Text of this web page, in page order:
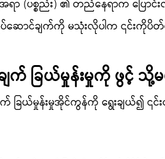
ရာ (ပစ္စည်း) ၏ တည်နေရာက ပြ
ောင်ချက်ကို မသုံးလိုပါက ၎င်းကိုပိတ်
ျက် ခြယ်မှုန်းမှုကို ဖွင့်
က် ခြယ်မှုန်းမှုအိုင်ကွန်ကို ရွေးချယ်၍